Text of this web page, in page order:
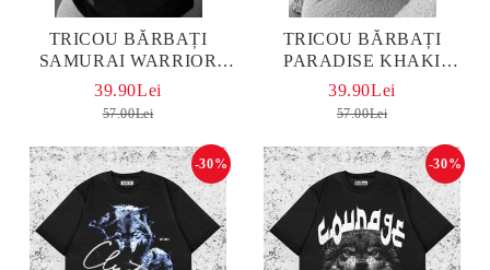
TRICOU BĂRBAȚI
SAMURAI WARRIOR
OVERSIZED
39.90Lei
57.00Lei
TRICOU BĂRBAȚI
PARADISE KHAKI
OVERSIZED
39.90Lei
57.00Lei
-30% -30%